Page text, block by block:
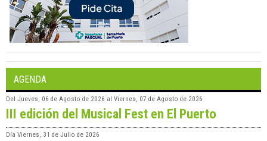
AGENDA
Del Jueves, 06 de Agosto de 2026 al Viernes, 07 de Agosto de 2026
III edición del Musical Fest en El Puerto
Día Viernes, 31 de Julio de 2026